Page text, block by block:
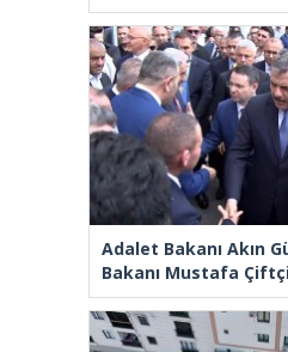
Adalet Bakanı Akın
Bakanı Mustafa